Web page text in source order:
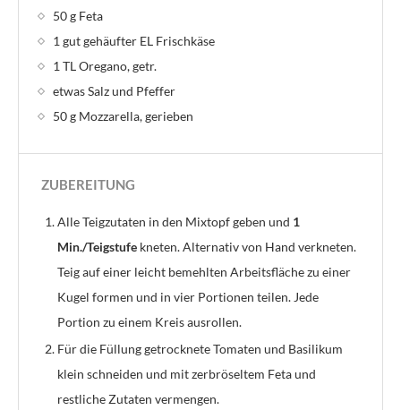
50 g Feta
1 gut gehäufter EL Frischkäse
1 TL Oregano, getr.
etwas Salz und Pfeffer
50 g Mozzarella, gerieben
ZUBEREITUNG
Alle Teigzutaten in den Mixtopf geben und 1
Min./Teigstufe kneten. Alternativ von Hand verkneten.
Teig auf einer leicht bemehlten Arbeitsfläche zu einer
Kugel formen und in vier Portionen teilen. Jede
Portion zu einem Kreis ausrollen.
Für die Füllung getrocknete Tomaten und Basilikum
klein schneiden und mit zerbröseltem Feta und
restliche Zutaten vermengen.